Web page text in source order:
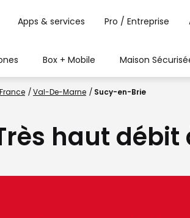
Apps & services Pro / Entreprise
Box + Mobile Maison
Val-De-Marne Sucy-en-Brie
haut